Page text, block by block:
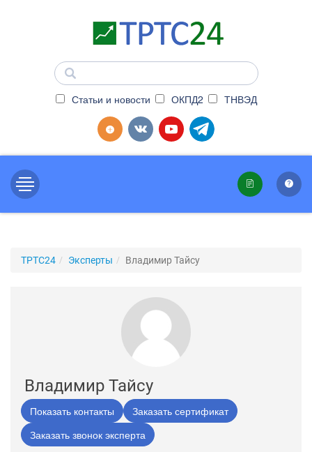
Статьи и новости ОКПД2 ТНВЭД
ТРТС24 Эксперты Владимир Тайсу
Владимир Тайсу
Показать контакты
Заказать сертификат
Заказать звонок эксперта